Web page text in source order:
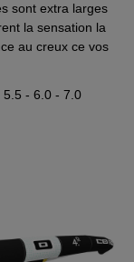
sont extra larges
la sensation la
au creux ce vos
- 6.0 - 7.0